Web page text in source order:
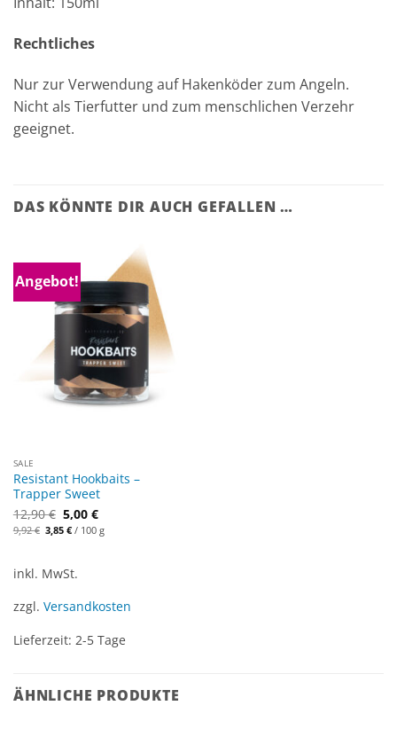
Rechtliches
Nur zur Verwendung auf Hakenköder zum Angeln.
Nicht als Tierfutter und zum menschlichen Verzehr
geeignet.
DAS KÖNNTE DIR AUCH GEFALLEN …
Angebot!
SALE
Resistant Hookbaits –
Trapper Sweet
12,90€ 5,00 €
9,92€ Ursprünglicher
Preis
3,85€Aktueller
Preis
/ 100 g
inkl. MwSt.
zzgl. Versandkosten
Lieferzeit: 2-5 Tage
ÄHNLICHE PRODUKTE